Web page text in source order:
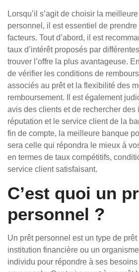
Lorsqu’il s’agit de choisir la
personnel, il est essentiel de
facteurs. Tout d’abord, il est
taux d’intérêt proposés par
trouver l’offre la plus avantageuse.
de vérifier les conditions de
associés au prêt et la flexibilité des
remboursement. Il est également
avis des clients et de rechercher des
réputation et le service client de la
fin de compte, la meilleure banque
sera celle qui répondra le mieux à
en termes de taux compétitifs,
service client satisfaisant.
C’est quoi un
personnel ?
Un prêt personnel est un type de
institution financière ou un
individu pour répondre à ses